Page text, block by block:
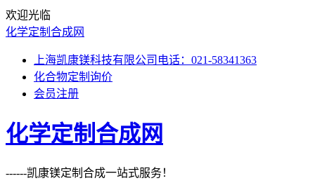
欢迎光临
化学定制合成网
上海凯康镁科技有限公司电话：021-58341363
化合物定制询价
会员注册
化学定制合成网
------凯康镁定制合成一站式服务！